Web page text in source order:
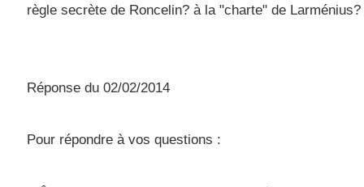
règle secrète de Roncelin? à la "charte" de Larménius?
Réponse du 02/02/2014
Pour répondre à vos questions :